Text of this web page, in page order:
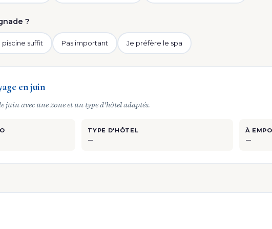
?
piscine suffit Pas important Je préfère le spa
en juin
juin avec une zone et un type d'hôtel adaptés.
TYPE D'HÔTEL
—
À
—